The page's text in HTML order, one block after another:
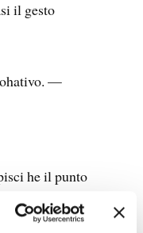
il gesto
—
he il punto
e l’inhonoscibilità